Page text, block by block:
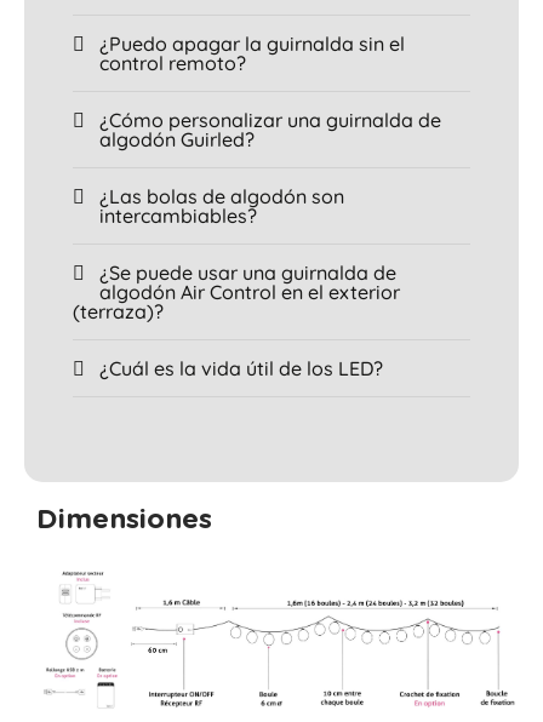
¿Puedo apagar la guirnalda sin el
control remoto?
¿Cómo personalizar una guirnalda de
algodón Guirled?
¿Las bolas de algodón son
intercambiables?
¿Se puede usar una guirnalda de
algodón Air Control en el exterior
(terraza)?
¿Cuál es la vida útil de los LED?
Dimensiones